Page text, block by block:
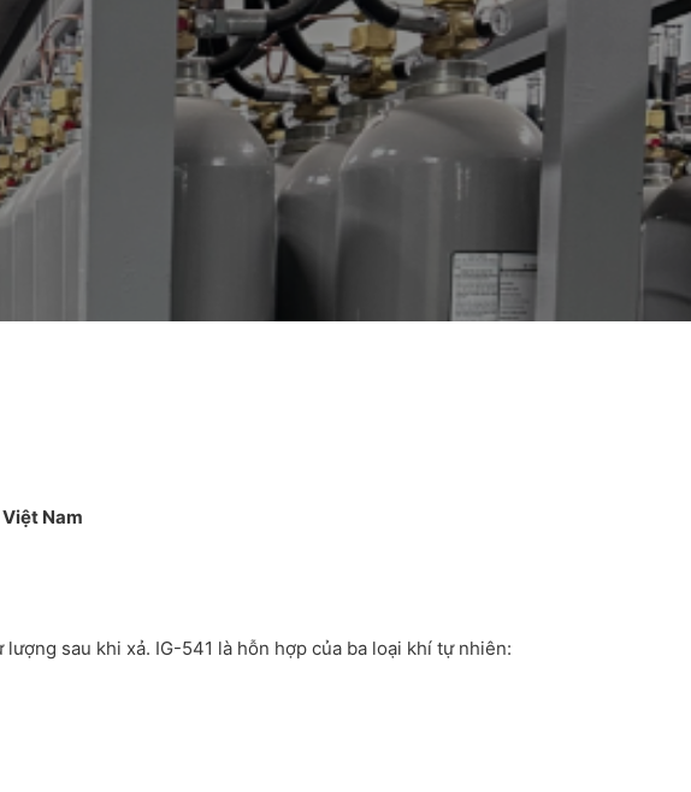
Nam
sau khi xả. IG-541 là hỗn hợp của ba loại khí tự nhiên: